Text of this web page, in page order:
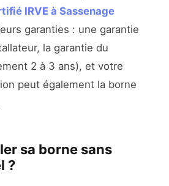
IRVE à Sassenage
garanties : une garantie
la garantie du
2 à 3 ans), et votre
peut également la borne
sa borne sans
?